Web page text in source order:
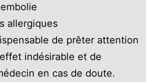
allergiques
de prêter attention
indésirable et de
en cas de doute.